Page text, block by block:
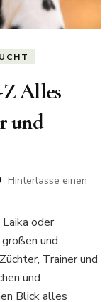
Alles
und
Hinterlasse einen
oder
und
Trainer und
und
Blick alles